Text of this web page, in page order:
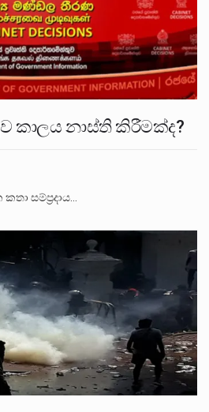
කාලය නාස්ති කිරීමක්ද?
සම්ප්‍රදාය…